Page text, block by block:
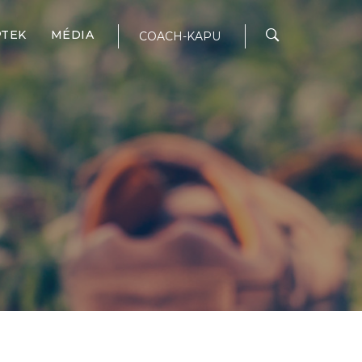
MÉDIA COACH-KAPU